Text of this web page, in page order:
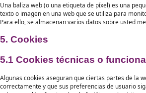
Un script es un fragmento de código de
nuestra web funcione correctamente y de
ejecuta en nuestro servidor o en su
texto o imagen en una web que se utiliza
Para ello, se almacenan varios datos sobre